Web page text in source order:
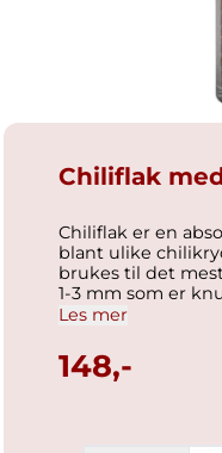
Chiliflak
Chiliflak er en
blant ulike
brukes til det meste. Her finner du
1-3 mm som er
smak og lukt.
kan du velge –
du flakene tilgjengelig.
Les mer
148,-